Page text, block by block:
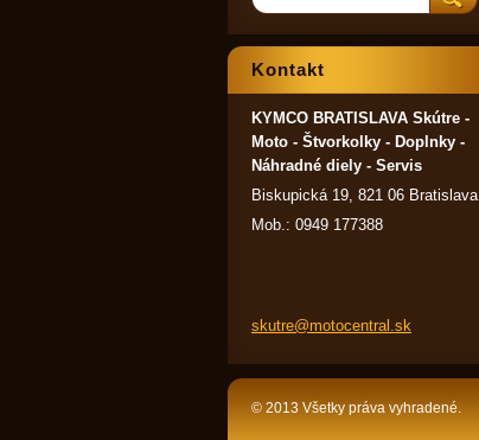
Kontakt
KYMCO BRATISLAVA Skútre -
Moto - Štvorkolky - Doplnky -
Náhradné diely - Servis
Biskupická 19, 821 06 Bratislava
Mob.: 0949 177388
skutre@motocentral.sk
© 2013 Všetky práva vyhradené.